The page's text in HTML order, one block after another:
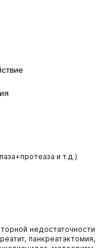
и т.д.)
недостаточности
панкреатэктомия,